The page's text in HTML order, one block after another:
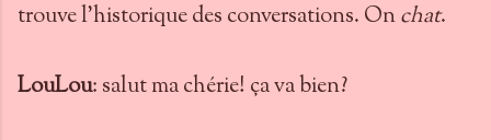
trouve l'historique des conversations. Onchat.
LouLou: salut ma chérie! ça va bien?